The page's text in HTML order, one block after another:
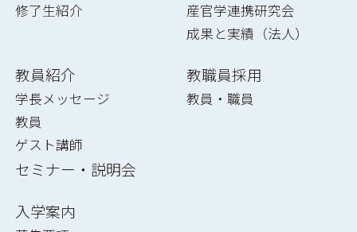
修了生紹介
産官学連携研究会
成果と実績（法人）
教員紹介
学長メッセージ
教員
ゲスト講師
セミナー・説明会
教職員採用
教員・職員
入学案内